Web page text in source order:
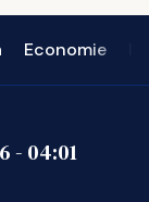
Economie
- 04:01